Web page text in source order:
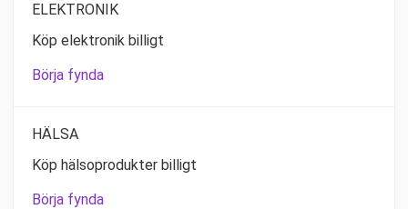
ELEKTRONIK
Köp elektronik billigt
Börja fynda
HÄLSA
Köp hälsoprodukter billigt
Börja fynda